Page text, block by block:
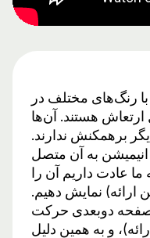
رنگ‌های مختلف در
ارتعاش هستند. آن‌ها
برهمکنش ندارند.
به آن متصل
عادت داریم آن را
ارائه) نمایش دهیم.
دوبعدی حرکت
و به همین دلیل